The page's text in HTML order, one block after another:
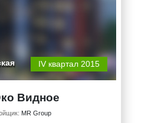
IV квартал 2015
Видное
MR Group